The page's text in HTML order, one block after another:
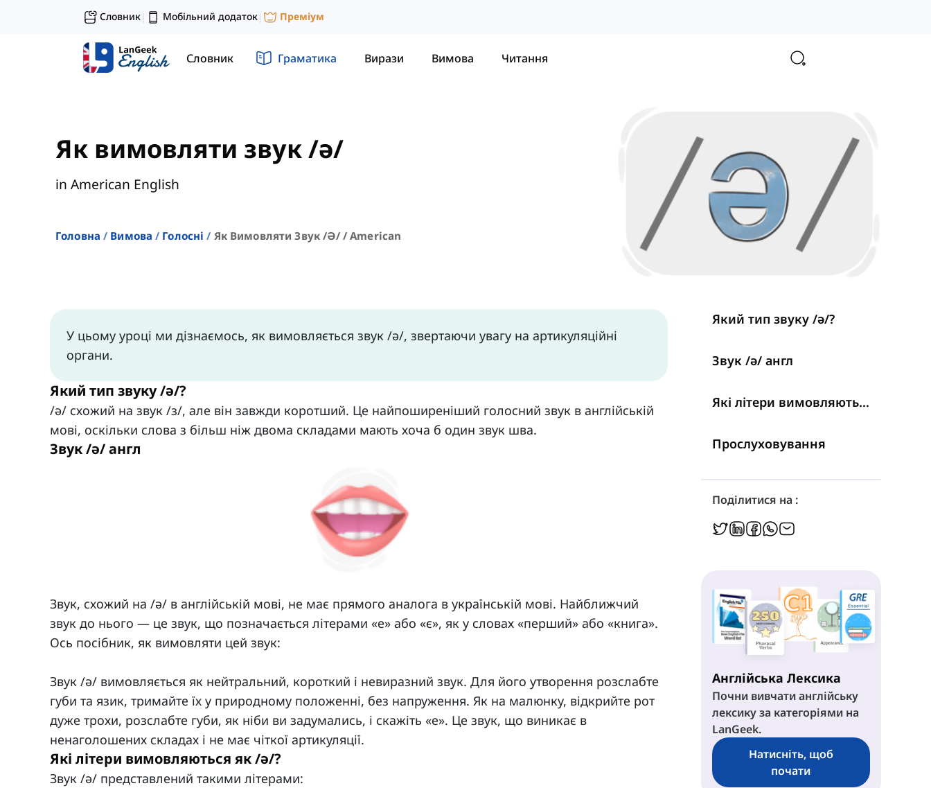
Словник| Мобільний додаток| Преміум
Словник Граматика Вирази Вимова Читання
Як вимовляти звук /ə/
in American English
Головна Вимова Голосні Як Вимовляти Звук /ə/ / American
У цьому уроці ми дізнаємось, як вимовляється звук /ə/, звертаючи увагу на артикуляційні
органи.
Який тип звуку /ə/?
/ə/ схожий на звук /ɜ/, але він завжди коротший. Це найпоширеніший голосний звук в англійській
мові, оскільки слова з більш ніж двома складами мають хоча б один звук шва.
Звук /ə/ англ
Звук, схожий на /ə/ в англійській мові, не має прямого аналога в українській мові. Найближчий
звук до нього — це звук, що позначається літерами «е» або «є», як у словах «перший» або «книга».
Ось посібник, як вимовляти цей звук:
Звук /ə/ вимовляється як нейтральний, короткий і невиразний звук. Для його утворення розслабте
губи та язик, тримайте їх у природному положенні, без напруження. Як на малюнку, відкрийте рот
дуже трохи, розслабте губи, як ніби ви задумались, і скажіть «е». Це звук, що виникає в
ненаголошених складах і не має чіткої артикуляції.
Які літери вимовляються як /ə/?
Звук /ə/ представлений такими літерами:
Який тип звуку /ə/?
Звук /ə/ англ
Які літери вимовляються як /ə/?
Прослуховування
Поділитися на :
Англійська Лексика
Почни вивчати англійську
лексику за категоріями на
LanGeek.
Натисніть, щоб
почати